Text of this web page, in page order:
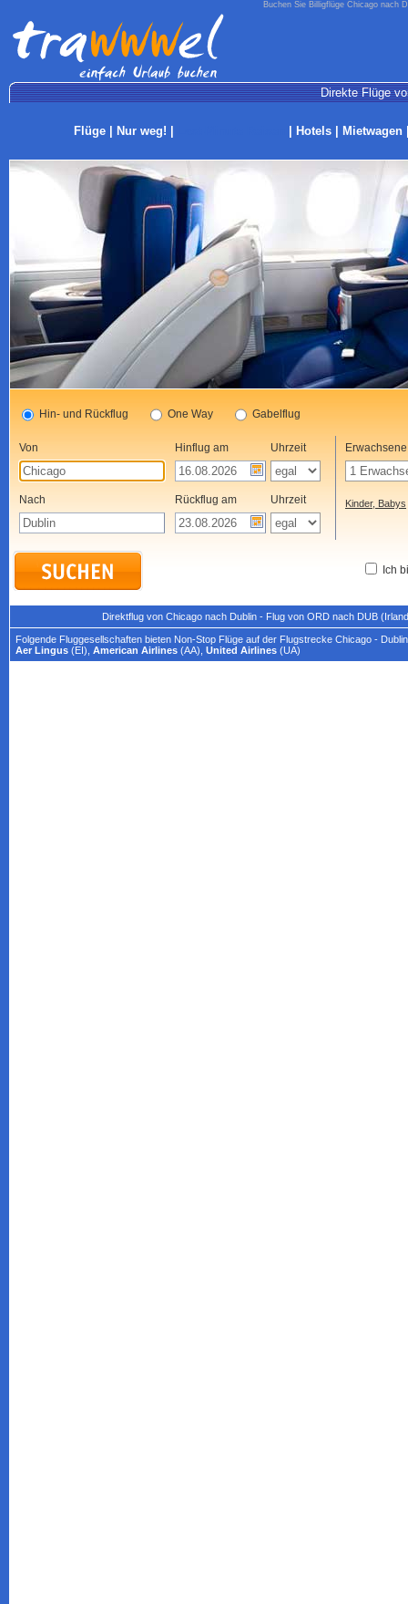
Buchen Sie Billigflüge Chicago nach
Direkte Flüge
Flüge| Nur weg! Hotels| Mietwagen
Hin- und Rückflug One Way Gabelflug
Von Hinflug am Uhrzeit
Nach Rückflug am Uhrzeit
Erwachsene
Kinder, Babys
Ich
Direktflug von Chicago nach Dublin - Flug von ORD nach DUB
Folgende Fluggesellschaften bieten Non-Stop Flüge auf der Flugstrecke Chicago -
Aer Lingus (EI), American Airlines (AA), United Airlines (UA)